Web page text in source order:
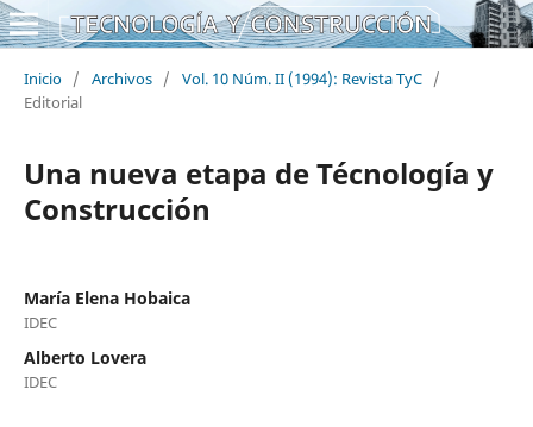
Inicio / Archivos / Vol. 10 Núm. II (1994): Revista TyC /
Editorial
Una nueva etapa de Técnología y
Construcción
María Elena Hobaica
IDEC
Alberto Lovera
IDEC